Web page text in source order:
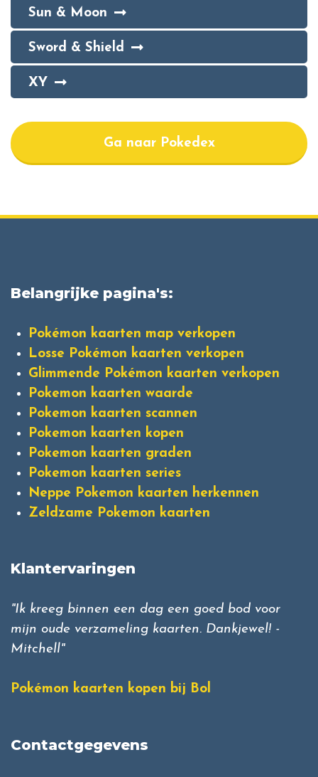
Sun & Moon
Sword & Shield
XY
Ga naar Pokedex
Belangrijke pagina's:
Pokémon kaarten map verkopen
Losse Pokémon kaarten verkopen
Glimmende Pokémon kaarten verkopen
Pokemon kaarten waarde
Pokemon kaarten scannen
Pokemon kaarten kopen
Pokemon kaarten graden
Pokemon kaarten series
Neppe Pokemon kaarten herkennen
Zeldzame Pokemon kaarten
Klantervaringen
"Ik kreeg binnen een dag een goed bod voor
mijn oude verzameling kaarten. Dankjewel! -
Mitchell"
Pokémon kaarten kopen bij Bol
Contactgegevens